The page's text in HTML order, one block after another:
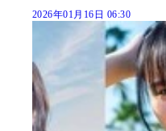
2026年01月16日 06:30